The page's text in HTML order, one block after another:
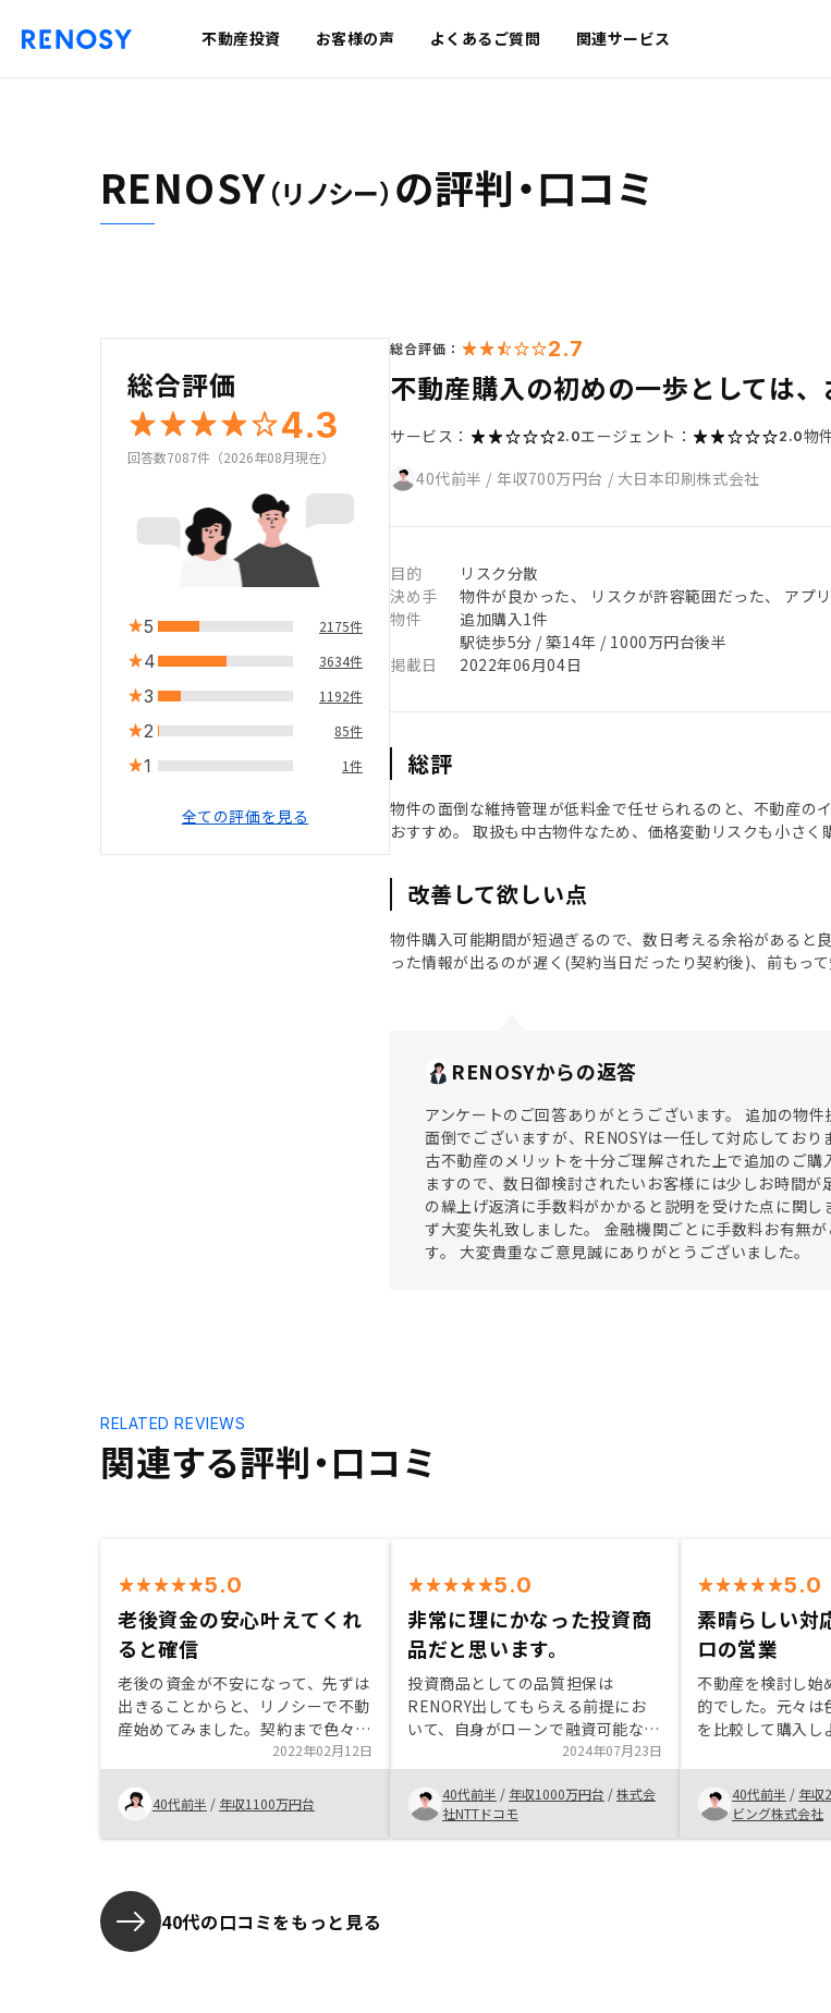
不動産投資 お客様の声 よくあるご質問 関連サービス
RENOSY（リノシー） の評判・口コミ
総合評価
4.3
回答数7087件（2026年08月現在）
5 2175件
4 3634件
3 1192件
2 85件
1 1件
全ての評価を見る
総合評価： 2.7
不動産購入の初めの一歩としては、
サービス： 2.0エージェント： 2.0物
40代前半 / 年収700万円台 / 大日本印刷株式会社
目的
リスク分散
決め手
物件が良かった、 リスクが許容範囲だった、 アプ
物件
追加購入1件
駅徒歩5分 / 築14年 / 1000万円台後半
掲載日
2022年06月04日
総評
物件の面倒な維持管理が低料金で任せられるのと、不動産の
おすすめ。 取扱も中古物件なため、価格変動リスクも小さく
改善して欲しい点
物件購入可能期間が短過ぎるので、数日考える余裕があると
った情報が出るのが遅く(契約当日だったり契約後)、前もって
RENOSYからの返答
アンケートのご回答ありがとうございます。 追加の物
面倒でございますが、RENOSYは一任して対応してお
古不動産のメリットを十分ご理解された上で追加のご
ますので、数日御検討されたいお客様には少しお時間
の繰上げ返済に手数料がかかると説明を受けた点に関
ず大変失礼致しました。 金融機関ごとに手数料お有無
す。 大変貴重なご意見誠にありがとうございました。
関連する評判・口コミ
RELATED REVIEWS
5.0
老後資金の安心叶えてくれ
ると確信
老後の資金が不安になって、先ずは
出きることからと、リノシーで不動
産始めてみました。契約まで色々と
説明してもらえてリスクも含めて理
解できたので、早速契約までこぎつ
けました。始めて半年以上経ちま
す、賃貸も問題なく管理されてい
て、これからも安心できそうです。
2022年02月12日
40代前半 / 年収1100万円台
5.0
非常に理にかなった投資商
品だと思います。
投資商品としての品質担保は
RENORY出してもらえる前提にお
いて、自身がローンで融資可能な範
囲内であれば、特段購入しない理由
がないと考えている。 ただ、購入
する物件の価格が普段の生活の中で
取り扱う金額ではないので、その辺
りの不安を取り除けるような説明を
2024年07月23日
40代前半 / 年収1000万円台 /株式会
社NTTドコモ
5.0
素晴らしい対
ロの営業
不動産を検討し始
的でした。元々は
を比較して購入し
したが、
応スピードや丁寧
まま購入となり
良いと思いますが
ソンの対応の素晴
40代前半 / 年収
ビング株式会社
40代の口コミをもっと見る